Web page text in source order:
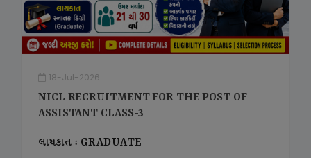
18-Jul-2026
NICL RECRUITMENT FOR THE POST OF
ASSISTANT CLASS-3
લાયકાત : GRADUATE